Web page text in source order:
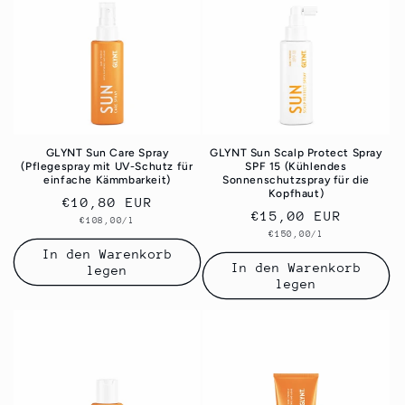
GLYNT Sun Care Spray
(Pflegespray mit UV-Schutz für
einfache Kämmbarkeit)
Normaler
Preis
€10,80 EUR
Grundpreis
€108,00/l
In den Warenkorb
legen
GLYNT Sun Scalp Protect Spray
SPF 15 (Kühlendes
Sonnenschutzspray für die
Kopfhaut)
Normaler
Preis
€15,00 EUR
Grundpreis
€150,00/l
In den Warenkorb
legen